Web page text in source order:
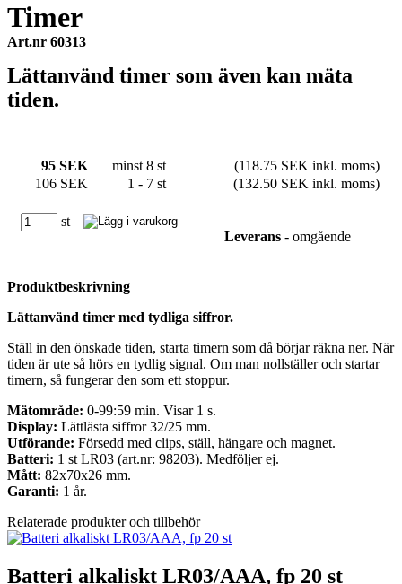
Timer
Art.nr 60313
Lättanvänd timer som även kan mäta
tiden.
95 SEK minst 8 st
(118.75 SEK inkl. moms)
106 SEK
1 - 7 st (132.50 SEK inkl. moms)
st
Leverans - omgående
Produktbeskrivning
Lättanvänd timer med tydliga siffror.
Ställ in den önskade tiden, starta timern som då börjar räkna ner. När
tiden är ute så hörs en tydlig signal. Om man nollställer och startar
timern, så fungerar den som ett stoppur.
Mätområde: 0-99:59 min. Visar 1 s.
Display: Lättlästa siffror 32/25 mm.
Utförande: Försedd med clips, ställ, hängare och magnet.
Batteri: 1 st LR03 (art.nr: 98203). Medföljer ej.
Mått: 82x70x26 mm.
Garanti: 1 år.
Relaterade produkter och tillbehör
Batteri alkaliskt LR03/AAA, fp 20 st